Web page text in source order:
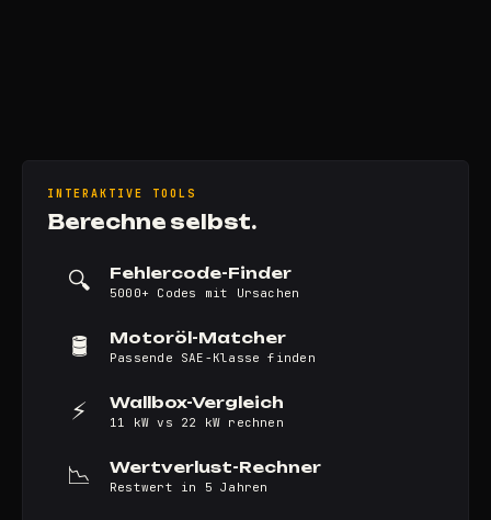
INTERAKTIVE TOOLS
Berechne selbst.
🔍 Fehlercode-Finder
5000+ Codes mit Ursachen
🛢️ Motoröl-Matcher
Passende SAE-Klasse finden
⚡ Wallbox-Vergleich
11 kW vs 22 kW rechnen
📉 Wertverlust-Rechner
Restwert in 5 Jahren